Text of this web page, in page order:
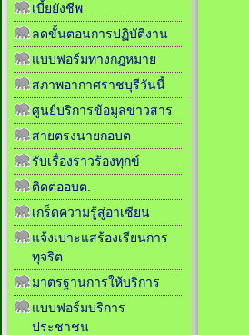
เบี้ยยังชีพ
ลดขั้นตอนการปฏิบัติงาน
แบบฟอร์มทางกฎหมาย
สภาพอากาศราชบุรีวันนี้
ศูนย์บริการข้อมูลข่าวสาร
สายตรงนายกอบต
รับเรื่องราวร้องทุกข์
ติดต่ออบต.
เกร็ดความรู้สู่อาเซียน
แจ้งเบาะแสร้องเรียนการ
ทุจริต
มาตรฐานการให้บริการ
แบบฟอร์มบริการ
ประชาชน